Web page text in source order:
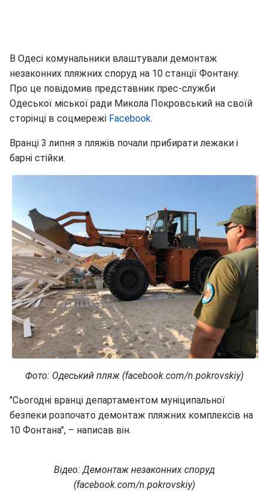
В Одесі комунальники влаштували демонтаж
незаконних пляжних споруд на 10 станції Фонтану.
Про це повідомив представник прес-служби
Одеської міської ради Микола Покровський на своїй
сторінці в соцмережі Facebook.
Вранці 3 липня з пляжів почали прибирати лежаки і
барні стійки.
Фото: Одеський пляж (facebook.com/n.pokrovskiy)
"Сьогодні вранці департаментом муніципальної
безпеки розпочато демонтаж пляжних комплексів на
10 Фонтана", – написав він.
Відео: Демонтаж незаконних споруд
(facebook.com/n.pokrovskiy)